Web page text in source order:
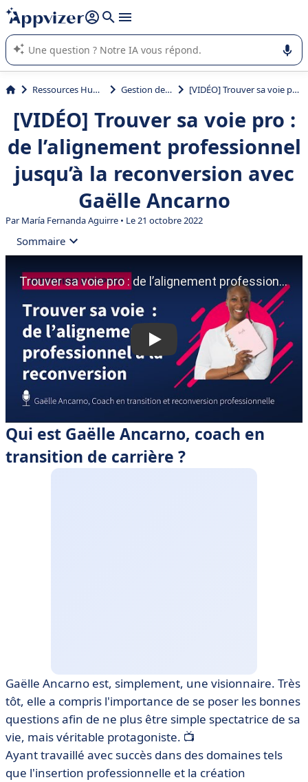
répondre (plusieurs lignes avec
L'IA de Appvizer vous guide dans l'utilisation ou la sélection de
logiciel SaaS en entreprise.
Ressources Humaines (RH) Gestion des talents [VIDÉO] Trouver sa voie pro : de l’alignement professionnel jusqu’à la reconversion avec Gaëlle Ancarno
[VIDÉO] Trouver sa voie pro :
de l’alignement professionnel
jusqu’à la reconversion avec
Gaëlle Ancarno
Par María Fernanda Aguirre • Le 21 octobre 2022
Sommaire
• Qui est Gaëlle Ancarno, coach en transition de
carrière ?
• 🎙 Interview avec cette sculptrice de carrières et de
vies
Qui est Gaëlle Ancarno, coach en
transition de carrière ?
Gaëlle Ancarno est, simplement, une visionnaire. Très
tôt, elle a compris l'importance de se poser les bonnes
questions afin de ne plus être simple spectatrice de sa
vie, mais véritable protagoniste. 📺
Ayant travaillé avec succès dans des domaines tels
que l'insertion professionnelle et la création